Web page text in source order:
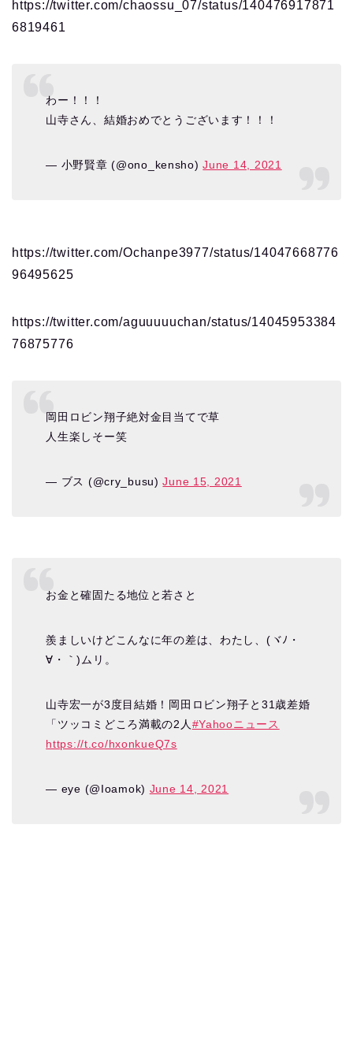
https://twitter.com/chaossu_07/status/140476917871
6819461
わー！！！
山寺さん、結婚おめでとうございます！！！
— 小野賢章 (@ono_kensho)June 14, 2021
https://twitter.com/Ochanpe3977/status/14047668776
96495625
https://twitter.com/aguuuuuchan/status/14045953384
76875776
岡田ロビン翔子絶対金目当てで草
人生楽しそー笑
— ブス (@cry_busu)June 15, 2021
お金と確固たる地位と若さと
羨ましいけどこんなに年の差は、わたし、(ヾﾉ・
∀・｀)ムリ。
山寺宏一が3度目結婚！岡田ロビン翔子と31歳差婚
「ツッコミどころ満載の2人 #Yahooニュース
https://t.co/hxonkueQ7s
— eye (@Ioamok) June 14, 2021